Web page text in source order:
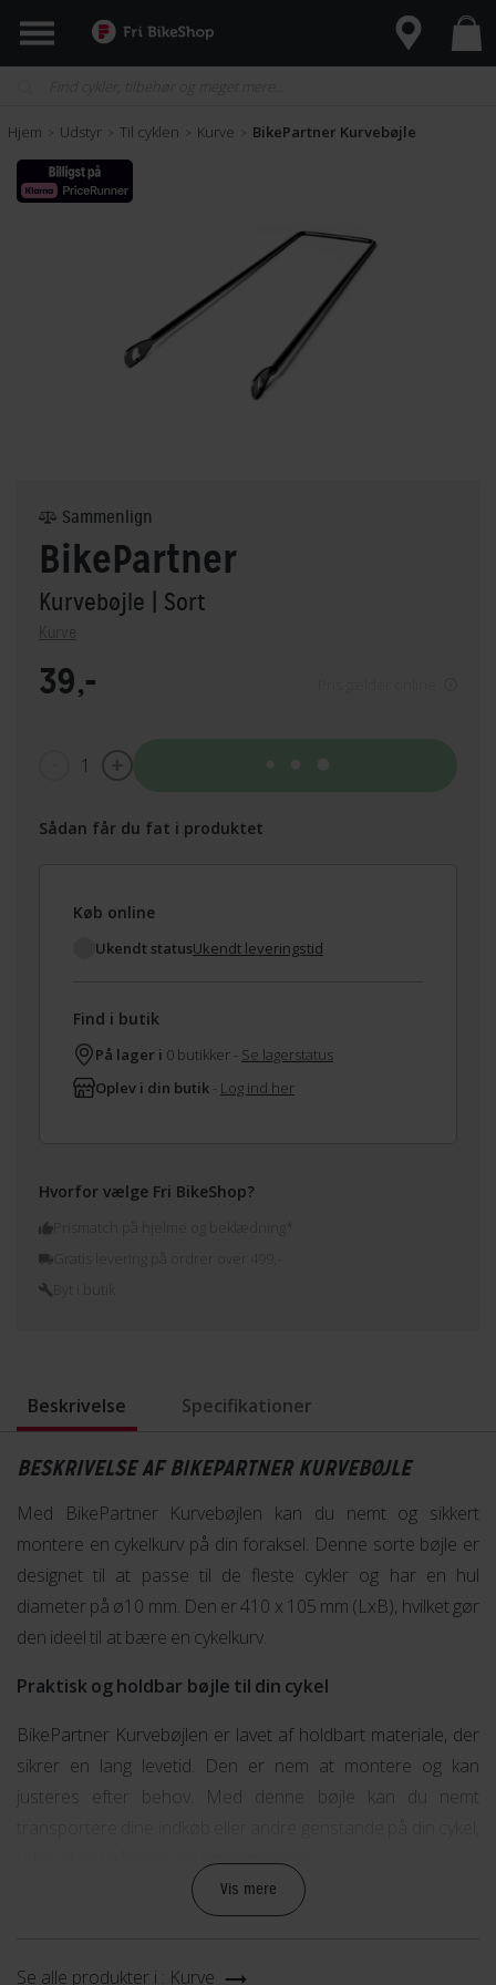
Hjem > Udstyr > Til cyklen > Kurve > BikePartner Kurvebøjle
BikePartner
Kurvebøjle | Sort
Kurve
Sammenlign
39,-
1
Sådan får du fat i produktet
Køb online
Ukendt statusUkendt leveringstid
Find i butik
På lager i 0 butikker - Se lagerstatus
Oplev i din butik - Log ind her
Hvorfor vælge Fri BikeShop?
Prismatch på hjelme og beklædning*
Beskrivelse Specifikationer
BESKRIVELSE AF BIKEPARTNER KURVEBØJLE
Med BikePartner Kurvebøjlen kan du nemt og sikkert
montere en cykelkurv på din foraksel. Denne sorte bøjle er
designet til at passe til de fleste cykler og har en hul
diameter på ø10 mm. Den er 410 x 105 mm (LxB), hvilket gør
den ideel til at bære en cykelkurv.
Praktisk og holdbar bøjle til din cykel
BikePartner Kurvebøjlen er lavet af holdbart materiale, der
sikrer en lang levetid. Den er nem at montere og kan
justeres efter behov. Med denne bøjle kan du nemt
uden at det påvirker din køreoplevelse.
Kompatibel med de fleste cykler
Vis mere
Se alle produkter i : Kurve